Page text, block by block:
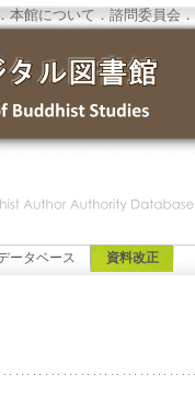
本館について．諮問委員会．
ータベース 資料改正